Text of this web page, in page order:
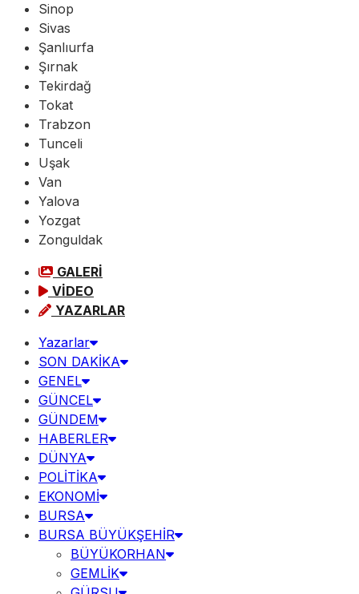
Sinop
Sivas
Şanlıurfa
Şırnak
Tekirdağ
Tokat
Trabzon
Tunceli
Uşak
Van
Yalova
Yozgat
Zonguldak
GALERİ
VİDEO
YAZARLAR
Yazarlar
SON DAKİKA
GENEL
GÜNCEL
GÜNDEM
HABERLER
DÜNYA
POLİTİKA
EKONOMİ
BURSA
BURSA BÜYÜKŞEHİR
BÜYÜKORHAN
GEMLİK